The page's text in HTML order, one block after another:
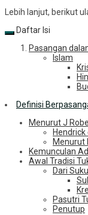
Lebih lanjut, berikut
Daftar Isi
Pasangan
Islam
Definisi
Menurut J
Menurut
Kemunculan
Awal Tradisi
Dari
Pasutri
Penutup